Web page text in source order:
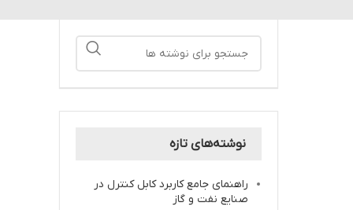
نوشته‌های تازه
راهنمای جامع کاربرد کابل کنترل در
صنایع نفت و گاز